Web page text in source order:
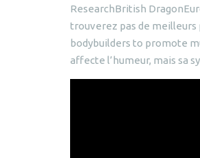
ResearchBritish
trouverez pas de meilleurs
bodybuilders to promote
affecte l’humeur, mais sa